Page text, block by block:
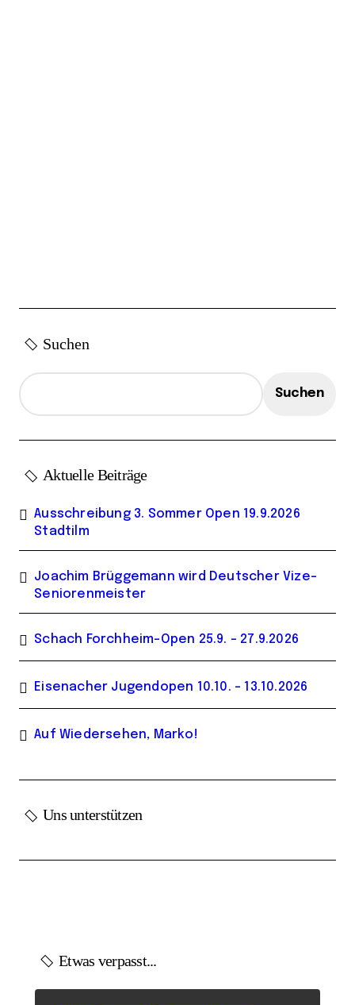
Suchen
Suchen
Aktuelle Beiträge
Ausschreibung 3. Sommer Open 19.9.2026
Stadtilm
Joachim Brüggemann wird Deutscher Vize-
Seniorenmeister
Schach Forchheim-Open 25.9. – 27.9.2026
Eisenacher Jugendopen 10.10. – 13.10.2026
Auf Wiedersehen, Marko!
Uns unterstützen
Etwas verpasst...